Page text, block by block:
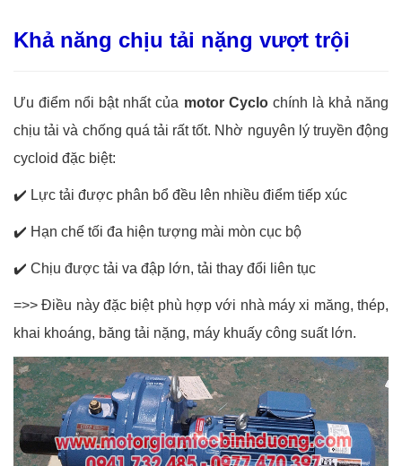
Khả năng chịu tải nặng vượt trội
Ưu điểm nổi bật nhất của motor Cyclochính là khả năng
chịu tải và chống quá tải rất tốt. Nhờ nguyên lý truyền động
cycloid đặc biệt:
✔️ Lực tải được phân bổ đều lên nhiều điểm tiếp xúc
✔️ Hạn chế tối đa hiện tượng mài mòn cục bộ
✔️ Chịu được tải va đập lớn, tải thay đổi liên tục
=>> Điều này đặc biệt phù hợp với nhà máy xi măng, thép,
khai khoáng, băng tải nặng, máy khuấy công suất lớn.